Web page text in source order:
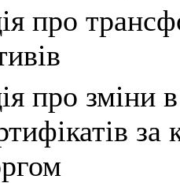
про
про зміни